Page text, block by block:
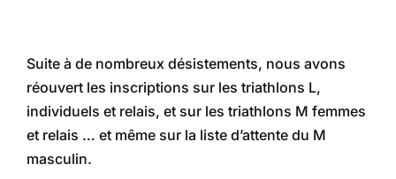
Suite à de nombreux désistements, nous avons
réouvert les inscriptions sur les triathlons L,
individuels et relais, et sur les triathlons M femmes
et relais … et même sur la liste d’attente du M
masculin.